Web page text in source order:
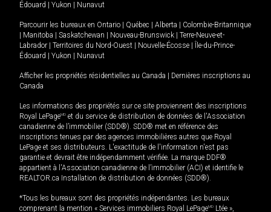
Édouard
Yukon Nunavut
Parcourir les bureaux en Ontario Québec Alberta
Colombie-Britannique
Manitoba Saskatchewan Nouveau-Brunswick
Terre-Neuve-et-
Labrador
Territoires du Nord-Ouest Nouvelle-Écosse
Île-du-Prince-
Édouard
Yukon Nunavut
Afficher les propriétés résidentielles au Canada
Dernières inscriptions au
Canada
Les informations des propriétés sur ce site proviennent des inscriptions
Royal LePageMD et du service de distribution de données de l'Association
canadienne de l’immobilier (SDD®). SDD® met en référence des
inscriptions tenues par des agences immobilières autres que Royal
LePage et ses distributeurs. L'exactitude de l'information n'est pas
garantie et devrait être indépendamment vérifiée. La marque DDF®
appartient à l'Association canadienne de l’immobilier (ACI) et identifie le
REALTOR.ca Installation de distribution de données (SDD®).
*Tous les bureaux sont des propriétés indépendantes. Les bureaux
comprenant la mention « Services immobiliers Royal LePageMD Ltée »,